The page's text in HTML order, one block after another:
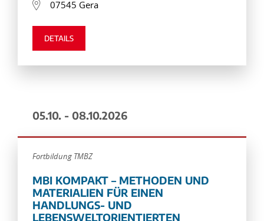
07545 Gera
DETAILS
05.10. - 08.10.2026
Fortbildung TMBZ
MBI KOMPAKT – METHODEN UND
MATERIALIEN FÜR EINEN
HANDLUNGS- UND
LEBENSWELTORIENTIERTEN